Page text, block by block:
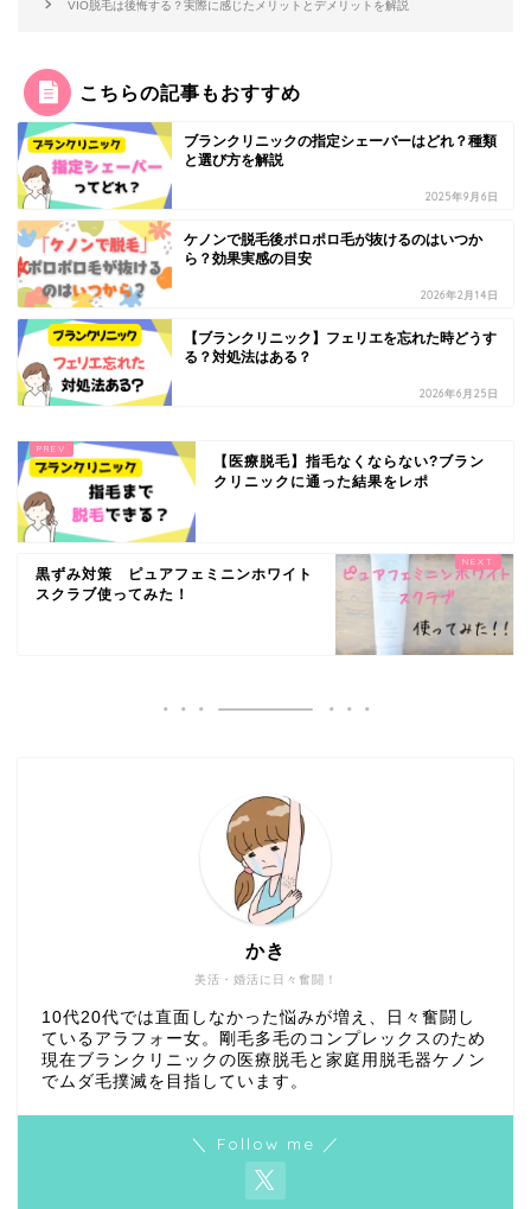
VIO脱毛は後悔する？実際に感じたメリットとデメリットを解説
こちらの記事もおすすめ
ブランクリニックの指定シェーバーはどれ？種類
と選び方を解説
2025年9月6日
ケノンで脱毛後ポロポロ毛が抜けるのはいつか
ら？効果実感の目安
2026年2月14日
【ブランクリニック】フェリエを忘れた時どうす
る？対処法はある？
2026年6月25日
【医療脱毛】指毛なくならない?ブラン
クリニックに通った結果をレポ
黒ずみ対策 ピュアフェミニンホワイト
スクラブ使ってみた！
美活・婚活に日々奮闘！
かき
10代20代では直面しなかった悩みが増え、日々奮闘し
ているアラフォー女。剛毛多毛のコンプレックスのため
現在ブランクリニックの医療脱毛と家庭用脱毛器ケノン
でムダ毛撲滅を目指しています。
＼ Follow me ／